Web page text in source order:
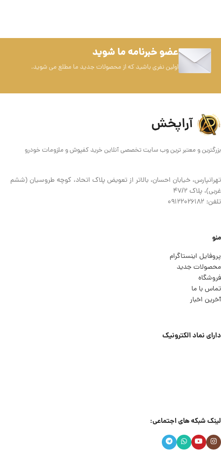
عضو خبرنامه ما شوید
اولین نفری باشید که از محصولات جدید ما مطلع می شوید.
بزرگترین و معتبر ترین وب سایت تخصصی آنلاین خرید کفپوش و ملزومات خودرو
تهرانپارس، خیابان احسان، بالاتر از تعویض پلاک اتحاد، کوچه طروسیان (ششم
غربی)، پلاک ۴۷/۲
تلفن: 09122026182
منو
پروفایل اینستاگرام
محصولات جدید
فروشگاه
تماس با ما
آخرین اخبار
دارای نماد الکترونیک
لینک شبکه های اجتماعی: